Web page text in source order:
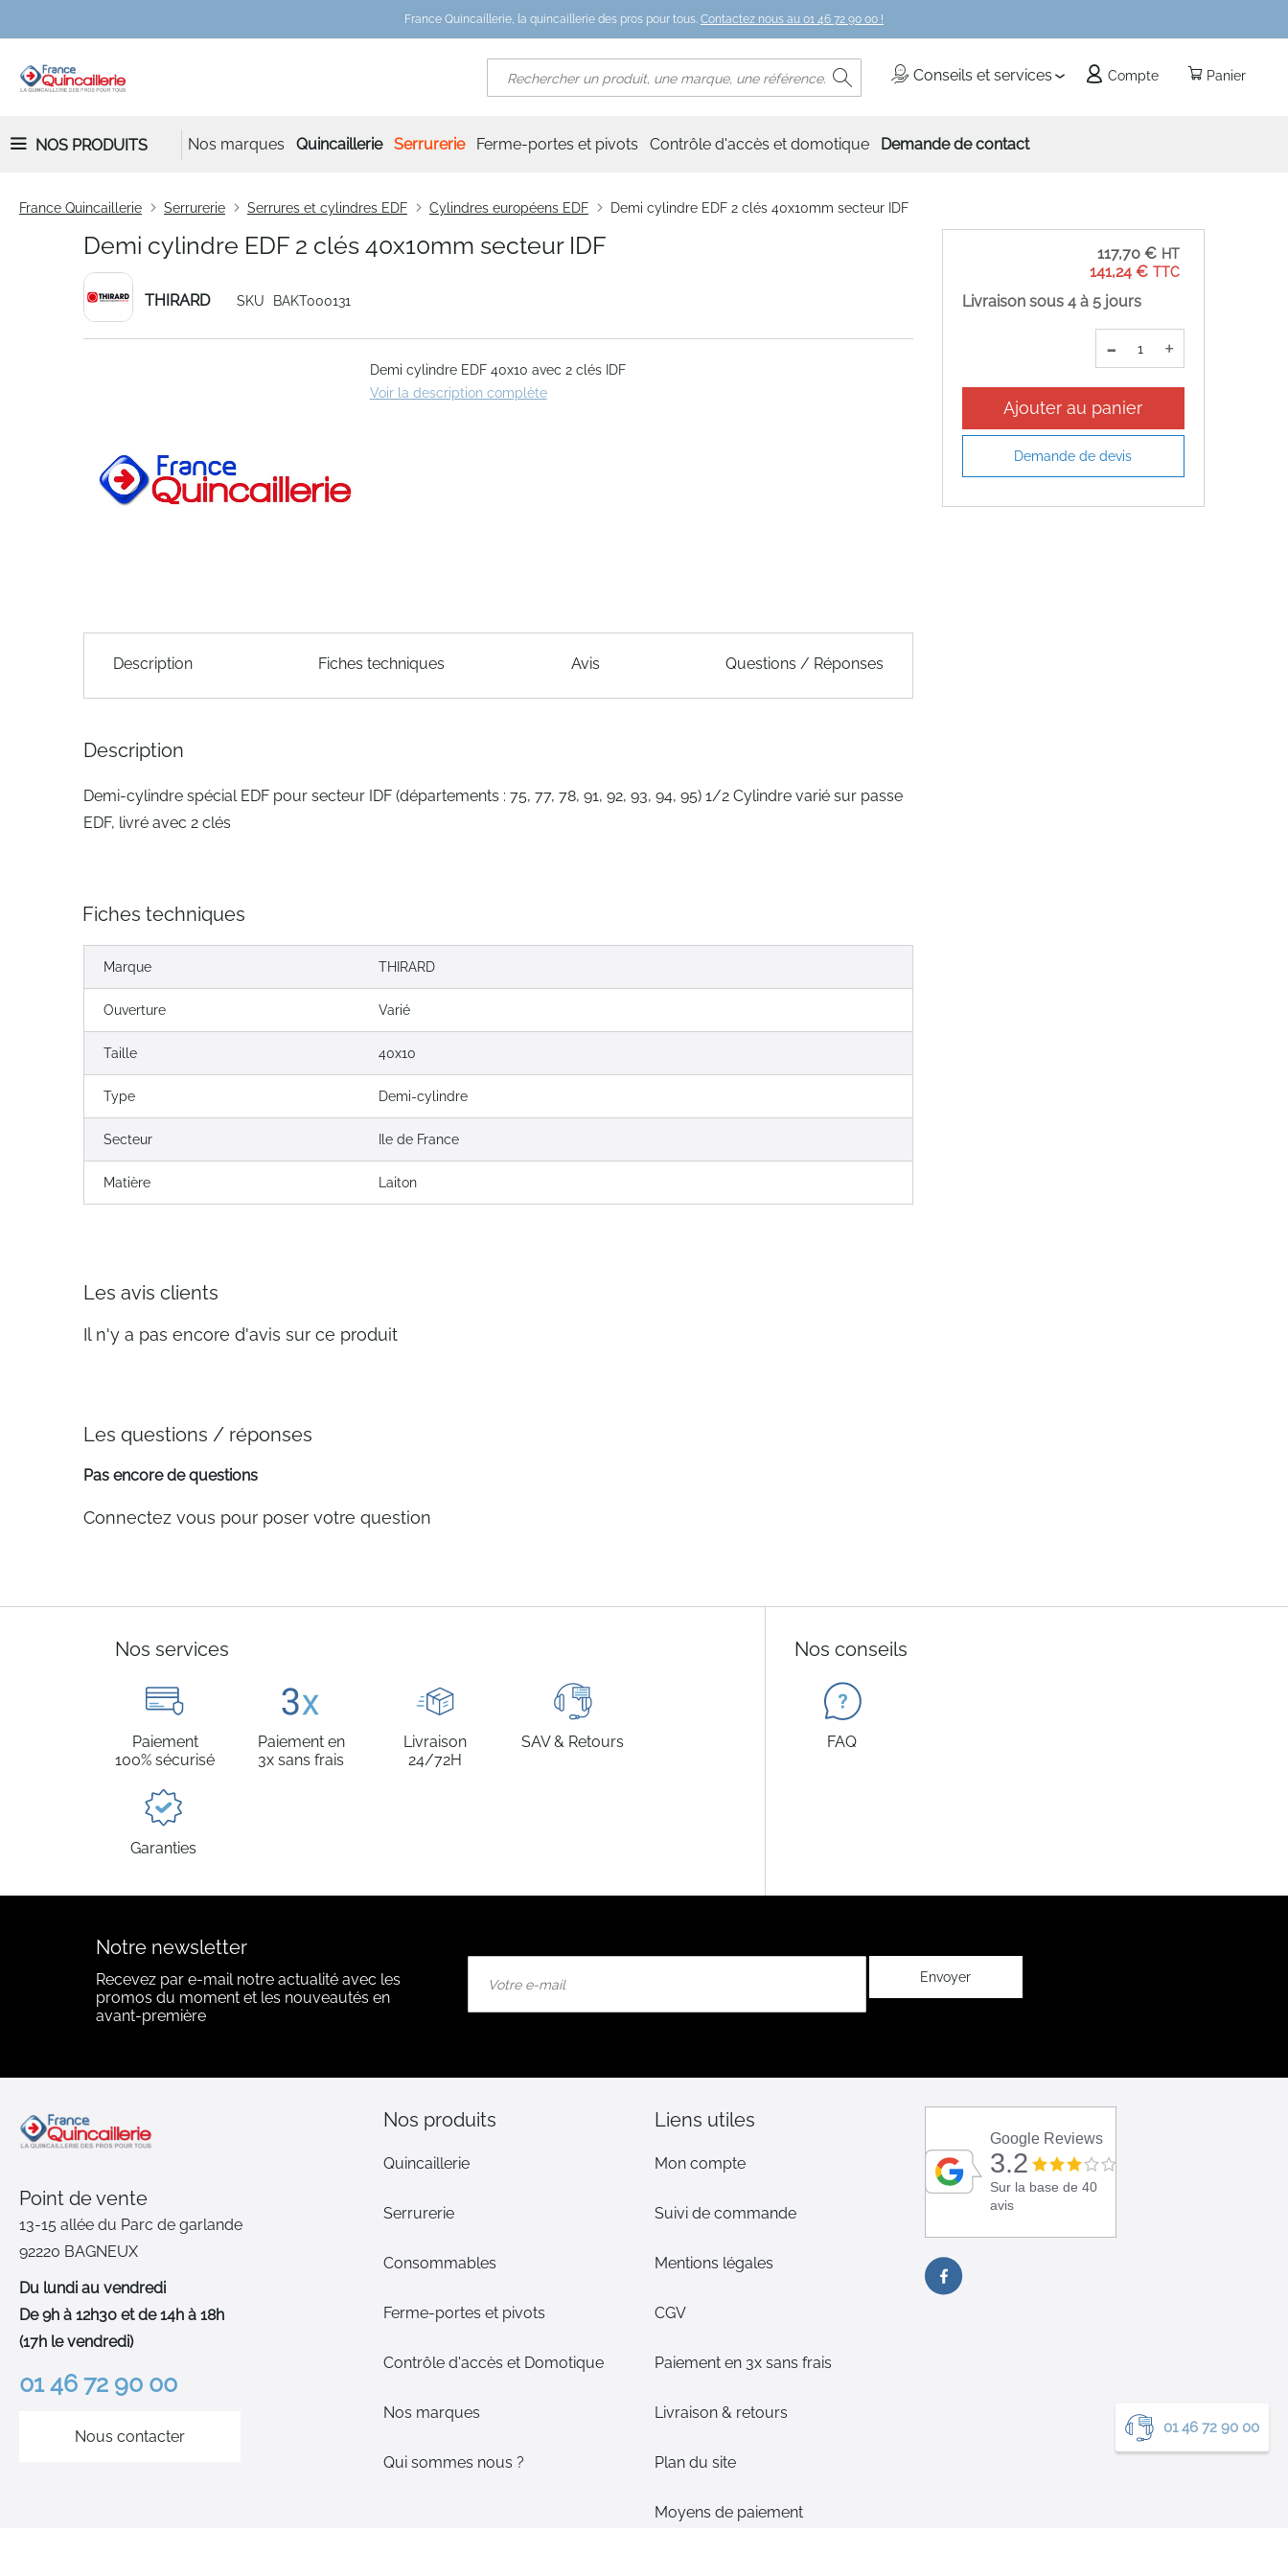
France Quincaillerie, la quincaillerie des pros pour tous. Contactez nous au 01 46 72 90 00 !
Panier
Conseils et services Compte
Rechercher
NOS PRODUITS Nos marques Quincaillerie Serrurerie Ferme-portes et pivots Contrôle d'accès et domotique Demande de contact
France Quincaillerie Serrurerie Serrures et cylindres EDF Cylindres européens EDF Demi cylindre EDF 2 clés 40x10mm secteur IDF
Demi cylindre EDF 2 clés 40x10mm secteur IDF
THIRARD SKU BAKT000131
the
images
gallery
the
images
gallery
Demi cylindre EDF 40x10 avec 2 clés IDF
Voir la description complète
Description Fiches techniques Avis Questions / Réponses
Description
Demi-cylindre spécial EDF pour secteur IDF (départements : 75, 77, 78, 91, 92, 93, 94, 95) 1/2 Cylindre varié sur passe
EDF, livré avec 2 clés
Fiches techniques
Marque THIRARD
Ouverture Varié
Taille 40x10
Type Demi-cylindre
Secteur Ile de France
Matière Laiton
Les avis clients
Il n'y a pas encore d'avis sur ce produit
Les questions / réponses
Pas encore de questions
Connectez vous pour poser votre question
141,24 €
117,70 €
Livraison sous 4 à 5 jours
- +
Ajouter au panier
Demande de devis
01 46 72 90 00
Nos services
Paiement
100% sécurisé
Paiement en
3x sans frais
Livraison
24/72H
SAV & Retours
Garanties
Nos conseils
FAQ
Notre newsletter
Recevez par e-mail notre actualité avec les
promos du moment et les nouveautés en
avant-première
notre
:
Envoyer
Point de vente
13-15 allée du Parc de garlande
92220 BAGNEUX
Du lundi au vendredi
De 9h à 12h30 et de 14h à 18h
(17h le vendredi)
01 46 72 90 00
Nous contacter
Nos produits
Quincaillerie
Serrurerie
Consommables
Ferme-portes et pivots
Contrôle d'accès et Domotique
Nos marques
Qui sommes nous ?
Liens utiles
Mon compte
Suivi de commande
Mentions légales
CGV
Paiement en 3x sans frais
Livraison & retours
Plan du site
Moyens de paiement
Google Reviews
3.2
Sur la base de 40
avis